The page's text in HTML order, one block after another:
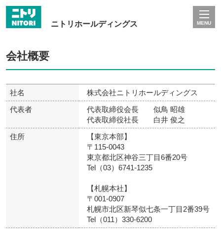
ニトリホールディングス MENU
会社概要
社名
株式会社ニトリホールディングス
代表者
代表取締役会長 似鳥 昭雄
代表取締役社長 白井 俊之
住所
【東京本部】
〒115-0043
東京都北区神谷三丁目6番20号
Tel（03）6741-1235
【札幌本社】
〒001-0907
札幌市北区新琴似七条一丁目2番39号
Tel（011）330-6200